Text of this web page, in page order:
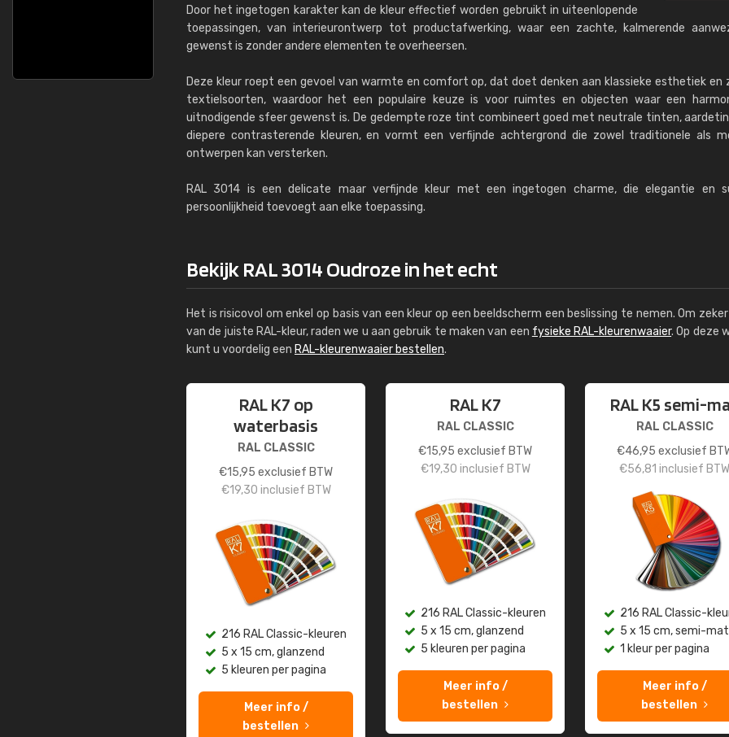
Door het ingetogen karakter kan de kleur effectief worden gebruikt in uiteenlopende
toepassingen, van interieurontwerp tot productafwerking, waar een zachte, kalmerende
gewenst is zonder andere elementen te overheersen.
Deze kleur roept een gevoel van warmte en comfort op, dat doet denken aan klassieke esthetiek en
textielsoorten, waardoor het een populaire keuze is voor ruimtes en objecten waar een
uitnodigende sfeer gewenst is. De gedempte roze tint combineert goed met neutrale tinten,
diepere contrasterende kleuren, en vormt een verfijnde achtergrond die zowel traditionele als
ontwerpen kan versterken.
RAL 3014 is een delicate maar verfijnde kleur met een ingetogen charme, die elegantie en
persoonlijkheid toevoegt aan elke toepassing.
Bekijk RAL 3014 Oudroze in het echt
Het is risicovol om enkel op basis van een kleur op een beeldscherm een beslissing te nemen. Om
van de juiste RAL-kleur, raden we u aan gebruik te maken van een fysieke RAL-kleurenwaaier. Op deze
kunt u voordelig een RAL-kleurenwaaier bestellen.
RAL K7 op
waterbasis
RAL CLASSIC
€15,95 exclusief BTW
€19,30 inclusief BTW
216 RAL Classic-kleuren
5 x 15 cm, glanzend
5 kleuren per pagina
Meer info /
bestellen
RAL K7
RAL CLASSIC
€15,95 exclusief BTW
€19,30 inclusief BTW
216 RAL Classic-kleuren
5 x 15 cm, glanzend
5 kleuren per pagina
Meer info /
bestellen
RAL K5 semi-
RAL CLASSIC
€46,95 exclusief
€56,81 inclusief BTW
216 RAL Classic-
5 x 15 cm, semi-mat
1 kleur per pagina
Meer info /
bestellen